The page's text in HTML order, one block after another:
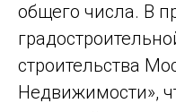
общего числа. В
строительства
Недвижимости»,